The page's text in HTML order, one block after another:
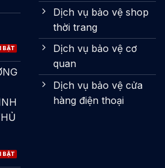
Dịch vụ bảo vệ shop
thời trang
Dịch vụ bảo vệ cơ
quan
Dịch vụ bảo vệ cửa
hàng điện thoại